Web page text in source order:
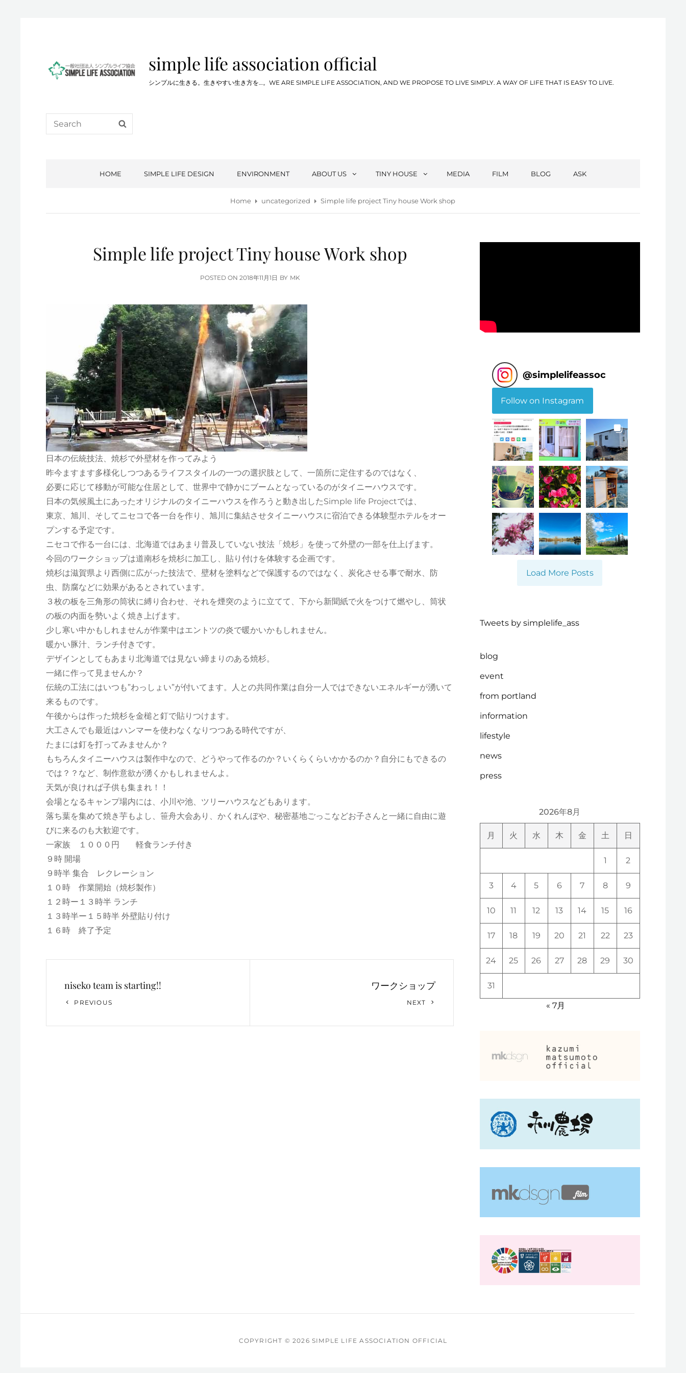
simple life association official
シンプルに生きる。生きやすい生き方を…。WE ARE SIMPLE LIFE ASSOCIATION, AND WE PROPOSE TO LIVE SIMPLY. A WAY OF LIFE THAT IS EASY TO LIVE.
Search
for:
HOME SIMPLE LIFE DESIGN ENVIRONMENT ABOUT US TINY HOUSE MEDIA FILM BLOG ASK
Home uncategorized Simple life project Tiny house Work shop
Simple life project Tiny house Work shop
POSTED ON POSTED
2018年11月1日 BY MK
日本の伝統技法、焼杉で外壁材を作ってみよう
昨今ますます多様化しつつあるライフスタイルの一つの選択肢として、一箇所に定住するのではなく、
必要に応じて移動が可能な住居として、世界中で静かにブームとなっているのがタイニーハウスです。
日本の気候風土にあったオリジナルのタイニーハウスを作ろうと動き出したSimple life Projectでは、
東京、旭川、そしてニセコで各一台を作り、旭川に集結させタイニーハウスに宿泊できる体験型ホテルをオー
プンする予定です。
ニセコで作る一台には、北海道ではあまり普及していない技法「焼杉」を使って外壁の一部を仕上げます。
今回のワークショップは道南杉を焼杉に加工し、貼り付けを体験する企画です。
焼杉は滋賀県より西側に広がった技法で、壁材を塗料などで保護するのではなく、炭化させる事で耐水、防
虫、防腐などに効果があるとされています。
３枚の板を三角形の筒状に縛り合わせ、それを煙突のように立てて、下から新聞紙で火をつけて燃やし、筒状
の板の内面を勢いよく焼き上げます。
少し寒い中かもしれませんが作業中はエントツの炎で暖かいかもしれません。
暖かい豚汁、ランチ付きです。
デザインとしてもあまり北海道では見ない締まりのある焼杉。
一緒に作って見ませんか？
伝統の工法にはいつも”わっしょい”が付いてます。人との共同作業は自分一人ではできないエネルギーが湧いて
来るものです。
午後からは作った焼杉を金槌と釘で貼りつけます。
大工さんでも最近はハンマーを使わなくなりつつある時代ですが、
たまには釘を打ってみませんか？
もちろんタイニーハウスは製作中なので、どうやって作るのか？いくらくらいかかるのか？自分にもできるの
では？？など、制作意欲が湧くかもしれませんよ。
天気が良ければ子供も集まれ！！
会場となるキャンプ場内には、小川や池、ツリーハウスなどもあります。
落ち葉を集めて焼き芋もよし、笹舟大会あり、かくれんぼや、秘密基地ごっこなどお子さんと一緒に自由に遊
びに来るのも大歓迎です。
一家族 １０００円 軽食ランチ付き
９時 開場
９時半 集合 レクレーション
１０時 作業開始（焼杉製作）
１２時ー１３時半 ランチ
１３時半ー１５時半 外壁貼り付け
１６時 終了予定
ビ
niseko team is starting!!
Previous
PREVIOUS
ワークショップ
NEXT
@simplelifeassoc
Follow on Instagram
Load More Posts
Tweets by simplelife_ass
blog
event
from portland
information
lifestyle
news
press
2026年8月
月 火 水 木 金 土 日
1 2
3 4 5 6 7 8 9
10 11 12 13 14 15 16
17 18 19 20 21 22 23
24 25 26 27 28 29 30
31
« 7月
COPYRIGHT © 2026 SIMPLE LIFE ASSOCIATION OFFICIAL